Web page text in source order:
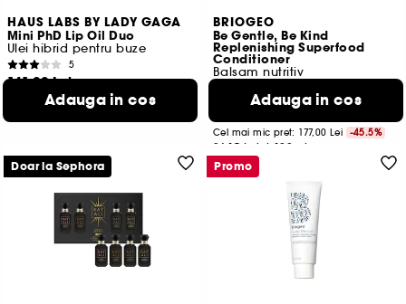
HAUS LABS BY LADY GAGA
Mini PhD Lip Oil Duo
Ulei hibrid pentru buze
5
141,00 Lei
2.820,00 Lei /100g
Adauga in cos
BRIOGEO
Be Gentle, Be Kind
Replenishing Superfood
Conditioner
Balsam nutritiv
96,50 Lei
Cel mai mic pret: 177,00 Lei -45.5%
26,15 Lei / 100ml
Adauga in cos
Doar la Sephora Promo